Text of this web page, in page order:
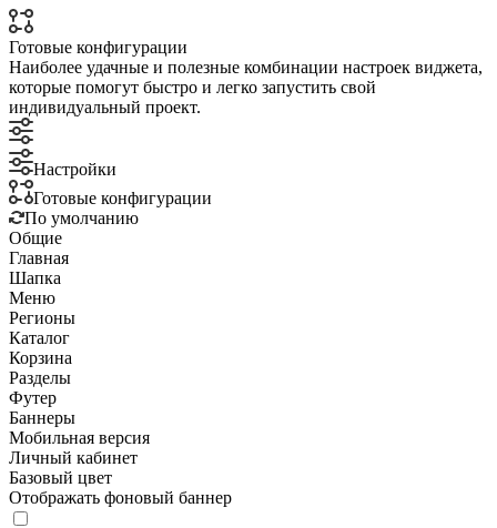
Готовые конфигурации
Наиболее удачные и полезные комбинации настроек виджета,
которые помогут быстро и легко запустить свой
индивидуальный проект.
Настройки
Готовые конфигурации
По умолчанию
Общие
Главная
Шапка
Меню
Регионы
Каталог
Корзина
Разделы
Футер
Баннеры
Мобильная версия
Личный кабинет
Базовый цвет
Отображать фоновый баннер